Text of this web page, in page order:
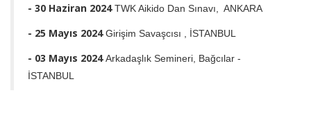
- 30 Haziran 2024TWK Aikido Dan Sınavı, ANKARA
- 25 Mayıs 2024Girişim Savaşcısı , İSTANBUL
- 03 Mayıs 2024Arkadaşlık Semineri, Bağcılar -
İSTANBUL